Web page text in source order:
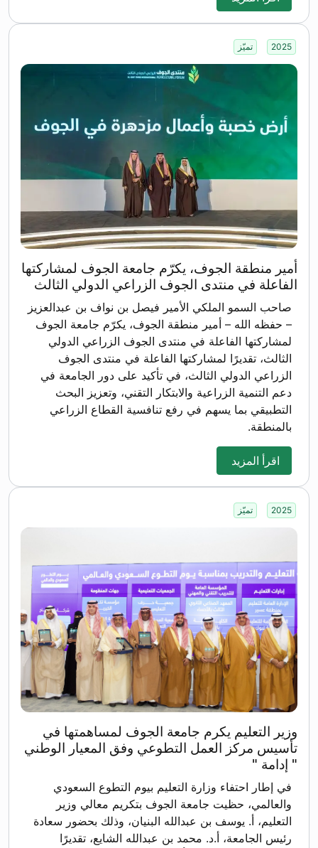
2025 تميّز
أمير منطقة الجوف، يكرّم جامعة الجوف لمشاركتها
الفاعلة في منتدى الجوف الزراعي الدولي الثالث
صاحب السمو الملكي الأمير فيصل بن نواف بن عبدالعزيز
– حفظه الله – أمير منطقة الجوف، يكرّم جامعة الجوف
لمشاركتها الفاعلة في منتدى الجوف الزراعي الدولي
الثالث، تقديرًا لمشاركتها الفاعلة في منتدى الجوف
الزراعي الدولي الثالث، في تأكيد على دور الجامعة في
دعم التنمية الزراعية والابتكار التقني، وتعزيز البحث
التطبيقي بما يسهم في رفع تنافسية القطاع الزراعي
بالمنطقة.
اقرأ المزيد
2025 تميّز
وزير التعليم يكرم جامعة الجوف لمساهمتها في
تأسيس مركز العمل التطوعي وفق المعيار الوطني
" إدامة "
في إطار احتفاء وزارة التعليم بيوم التطوع السعودي
والعالمي، حظيت جامعة الجوف بتكريم معالي وزير
التعليم، أ. يوسف بن عبدالله البنيان، وذلك بحضور سعادة
رئيس الجامعة، أ.د. محمد بن عبدالله الشايع، تقديرًا